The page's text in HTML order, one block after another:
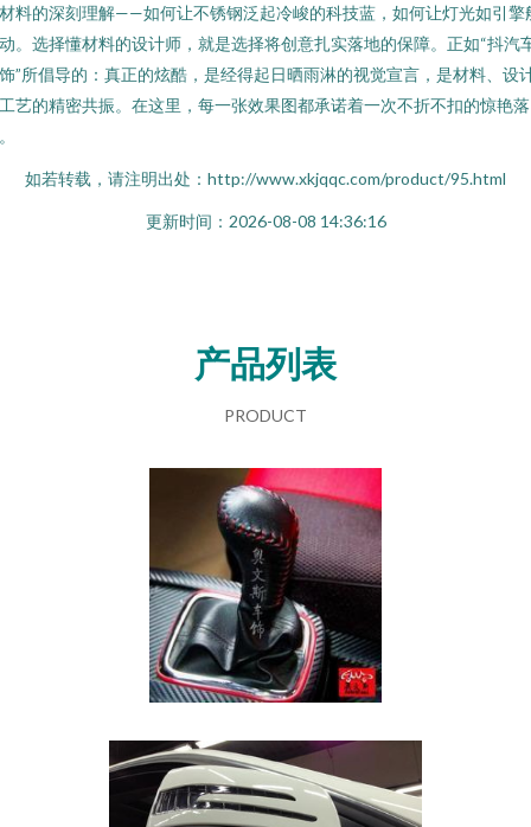
料的深刻理解——如何让不锈钢泛起冷峻的科技蓝，如何让灯光如引擎
。选择懂材料的设计师，就是选择将创意扎实落地的保障。正如“抖汽
”所倡导的：真正的炫酷，是经得起日晒雨淋的视觉宣言，是材料、设
艺的精密共振。在这里，每一张效果图都承诺着一次不折不扣的惊艳落
如若转载，请注明出处：http://www.xkjqqc.com/product/95.html
更新时间：2026-08-08 14:36:16
产品列表
PRODUCT